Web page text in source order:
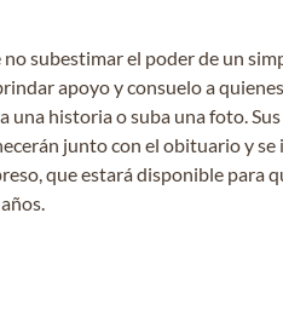
subestimar el poder de un
apoyo y consuelo a
una historia o suba una foto.
junto con el obituario y
que estará disponible para